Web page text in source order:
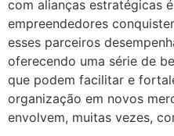
com alianças estratégicas
empreendedores
esses parceiros
oferecendo uma série de
que podem facilitar e
organização em novos
envolvem, muitas vezes,